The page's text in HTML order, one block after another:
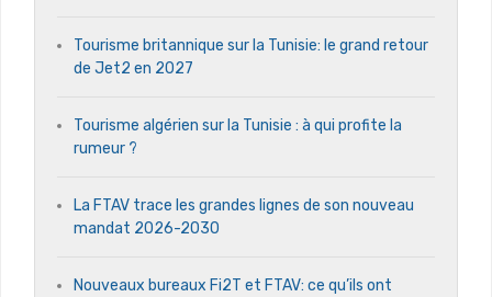
Tourisme britannique sur la Tunisie: le grand retour
de Jet2 en 2027
Tourisme algérien sur la Tunisie : à qui profite la
rumeur ?
La FTAV trace les grandes lignes de son nouveau
mandat 2026-2030
Nouveaux bureaux Fi2T et FTAV: ce qu’ils ont